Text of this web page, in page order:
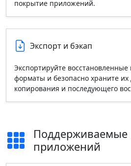
покрытие приложений.
Экспорт и бэкап
Экспортируйте
форматы и безопасно храните их
копирования и последующего
Поддерживаемые
приложений